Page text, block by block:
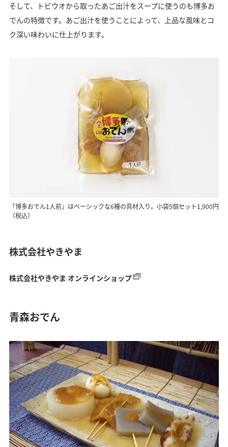
そして、トビウオから取ったあご出汁をスープに使うのも博多お
でんの特徴です。あご出汁を使うことによって、上品な風味とコ
ク深い味わいに仕上がります。
「博多おでん1人前」はベーシックな6種の具材入り。小袋5個セット1,900円
（税込）
株式会社やきやま
株式会社やきやま オンラインショップ
青森おでん